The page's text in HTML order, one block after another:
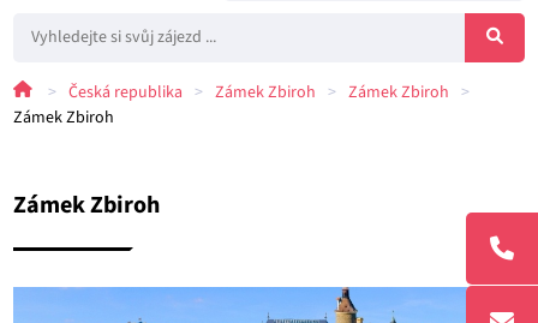
> Česká republika > Zámek Zbiroh > Zámek Zbiroh >
Zámek Zbiroh
Zámek Zbiroh